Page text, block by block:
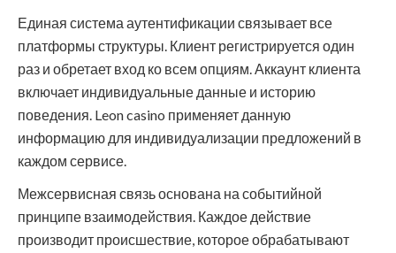
Единая система аутентификации связывает все
платформы структуры. Клиент регистрируется один
раз и обретает вход ко всем опциям. Аккаунт клиента
включает индивидуальные данные и историю
поведения. Leon casino применяет данную
информацию для индивидуализации предложений в
каждом сервисе.
Межсервисная связь основана на событийной
принципе взаимодействия. Каждое действие
производит происшествие, которое обрабатывают